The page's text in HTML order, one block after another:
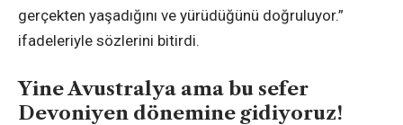
gerçekten yaşadığını ve yürüdüğünü doğruluyor.”
ifadeleriyle sözlerini bitirdi.
Yine Avustralya ama bu sefer
Devoniyen dönemine gidiyoruz!